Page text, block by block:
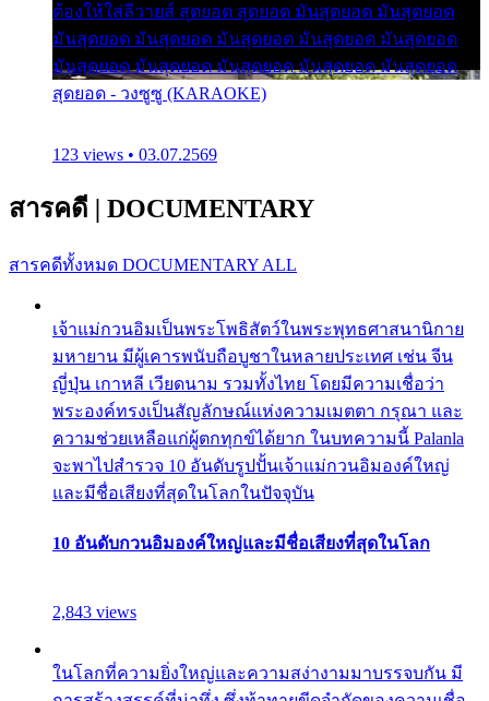
ต้องให้ใส่ลีวายส์ สุดยอด สุดยอด มันสุดยอด มันสุดยอด
มันสุดยอด มันสุดยอด มันสุดยอด มันสุดยอด มันสุดยอด
มันสุดยอด มันสุดยอด มันสุดยอด มันสุดยอด มันสุดยอด
สุดยอด - วงซูซู (KARAOKE)
123 views • 03.07.2569
สารคดี | DOCUMENTARY
สารคดีทั้งหมด DOCUMENTARY ALL
เจ้าแม่กวนอิมเป็นพระโพธิสัตว์ในพระพุทธศาสนานิกาย
มหายาน มีผู้เคารพนับถือบูชาในหลายประเทศ เช่น จีน
ญี่ปุ่น เกาหลี เวียดนาม รวมทั้งไทย โดยมีความเชื่อว่า
พระองค์ทรงเป็นสัญลักษณ์แห่งความเมตตา กรุณา และ
ความช่วยเหลือแก่ผู้ตกทุกข์ได้ยาก ในบทความนี้ Palanla
จะพาไปสำรวจ 10 อันดับรูปปั้นเจ้าแม่กวนอิมองค์ใหญ่
และมีชื่อเสียงที่สุดในโลกในปัจจุบัน
10 อันดับกวนอิมองค์ใหญ่และมีชื่อเสียงที่สุดในโลก
2,843 views
ในโลกที่ความยิ่งใหญ่และความสง่างามมาบรรจบกัน มี